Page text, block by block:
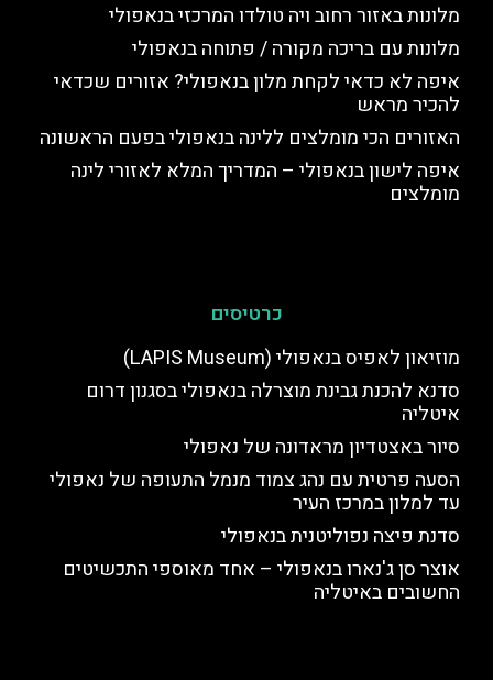
מלונות באזור רחוב ויה טולדו המרכזי בנאפולי
מלונות עם בריכה מקורה / פתוחה בנאפולי
איפה לא כדאי לקחת מלון בנאפולי? אזורים שכדאי
להכיר מראש
האזורים הכי מומלצים ללינה בנאפולי בפעם הראשונה
איפה לישון בנאפולי – המדריך המלא לאזורי לינה
מומלצים
כרטיסים
מוזיאון לאפיס בנאפולי (LAPIS Museum)
סדנא להכנת גבינת מוצרלה בנאפולי בסגנון דרום
איטליה
סיור באצטדיון מראדונה של נאפולי
הסעה פרטית עם נהג צמוד מנמל התעופה של נאפולי
עד למלון במרכז העיר
סדנת פיצה נפוליטנית בנאפולי
אוצר סן ג'נארו בנאפולי – אחד מאוספי התכשיטים
החשובים באיטליה